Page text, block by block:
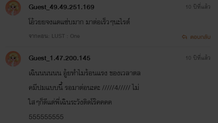
Guest_49.49.251.169
โอ้วยยจงแดแซ่บมาก มาต่อเร็วๆนะไรต์
จากตอน: LUST : One
10 ปีที่แล้ว
ตอบกลับ
Guest_1.47.200.145
เฉินนนนนน อู้ยทำไมร้อนแรง ของเวลาตล
คมีปมแบบนี้ รอมาต่อนะคะ /////4///// ไม่
ใสๆก็ดีแต่พี่เฉินระวังติดโร๊คคคค
555555555
10 ปีที่แล้ว